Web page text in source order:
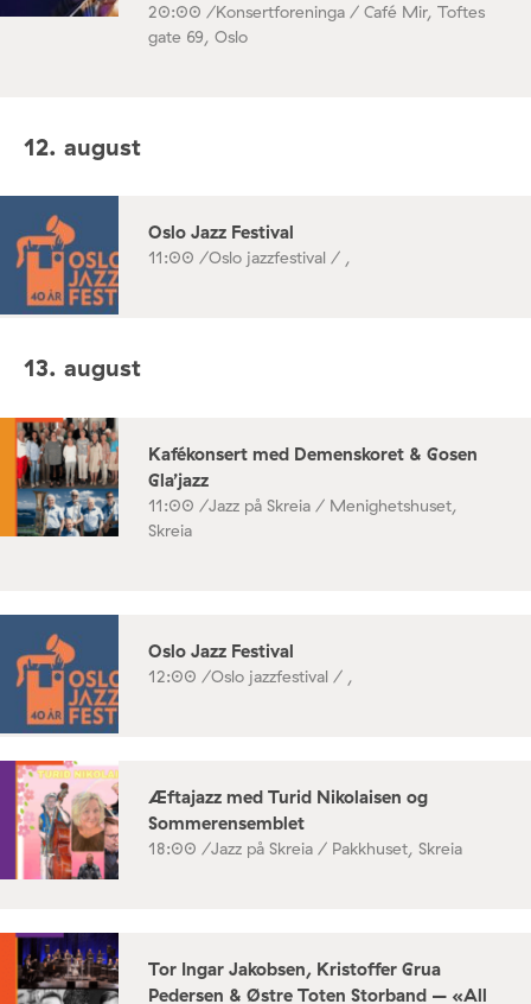
20:00 /Konsertforeninga / Café Mir, Toftes
gate 69, Oslo
12. august
Oslo Jazz Festival
11:00 /Oslo jazzfestival / ,
13. august
Kafékonsert med Demenskoret & Gosen
Gla’jazz
11:00 /Jazz på Skreia / Menighetshuset,
Skreia
Oslo Jazz Festival
12:00 /Oslo jazzfestival / ,
Æftajazz med Turid Nikolaisen og
Sommerensemblet
18:00 /Jazz på Skreia / Pakkhuset, Skreia
Tor Ingar Jakobsen, Kristoffer Grua
Pedersen & Østre Toten Storband – «All